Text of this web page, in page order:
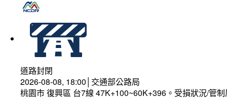
道路封閉
2026-08-08, 18:00│交通部公路局
桃園市 復興區 台7線 47K+100~60K+396。受損狀況/管